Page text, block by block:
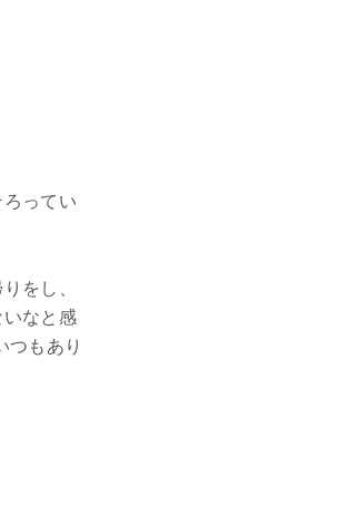
ってい
をし、
なと感
つもあり